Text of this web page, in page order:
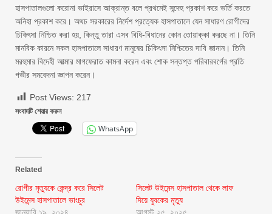
হাসপাতালগুলো করোনা ভাইরাসে আক্রান্ত বলে প্রথমেই সন্দেহ প্রকাশ করে ভর্তি করতে
অনিহা প্রকাশ করে। অথচ সরকারের নির্দেশ প্রত্যেক হাসপাতালে যেন সাধারণ রোগীদের
চিকিৎসা নিশ্চিত করা হয়, কিন্তু তারা এসব বিধি-বিধানের কোন তোয়াক্কা করছে না। তিনি
মানবিক কারনে সকল হাসপাতালে সাধারণ মানুষের চিকিৎসা নিশ্চিতের দাবি জানান। তিনি
মরহুমার বিদেহী আত্মার মাগফেরাত কামনা করেন এবং শোক সন্তপ্ত পরিবারবর্গের প্রতি
গভীর সমবেদনা জ্ঞাপন করেন।
Post Views: 217
সংবাদটি শেয়ার করুন
WhatsApp
Related
রোগীর মৃত্যুকে কেন্দ্র করে সিলেট
উইমেন্স হাসপাতালে ভাংচুর
সিলেট উইমেন্স হাসপাতাল থেকে লাফ
দিয়ে যুবকের মৃত্যু